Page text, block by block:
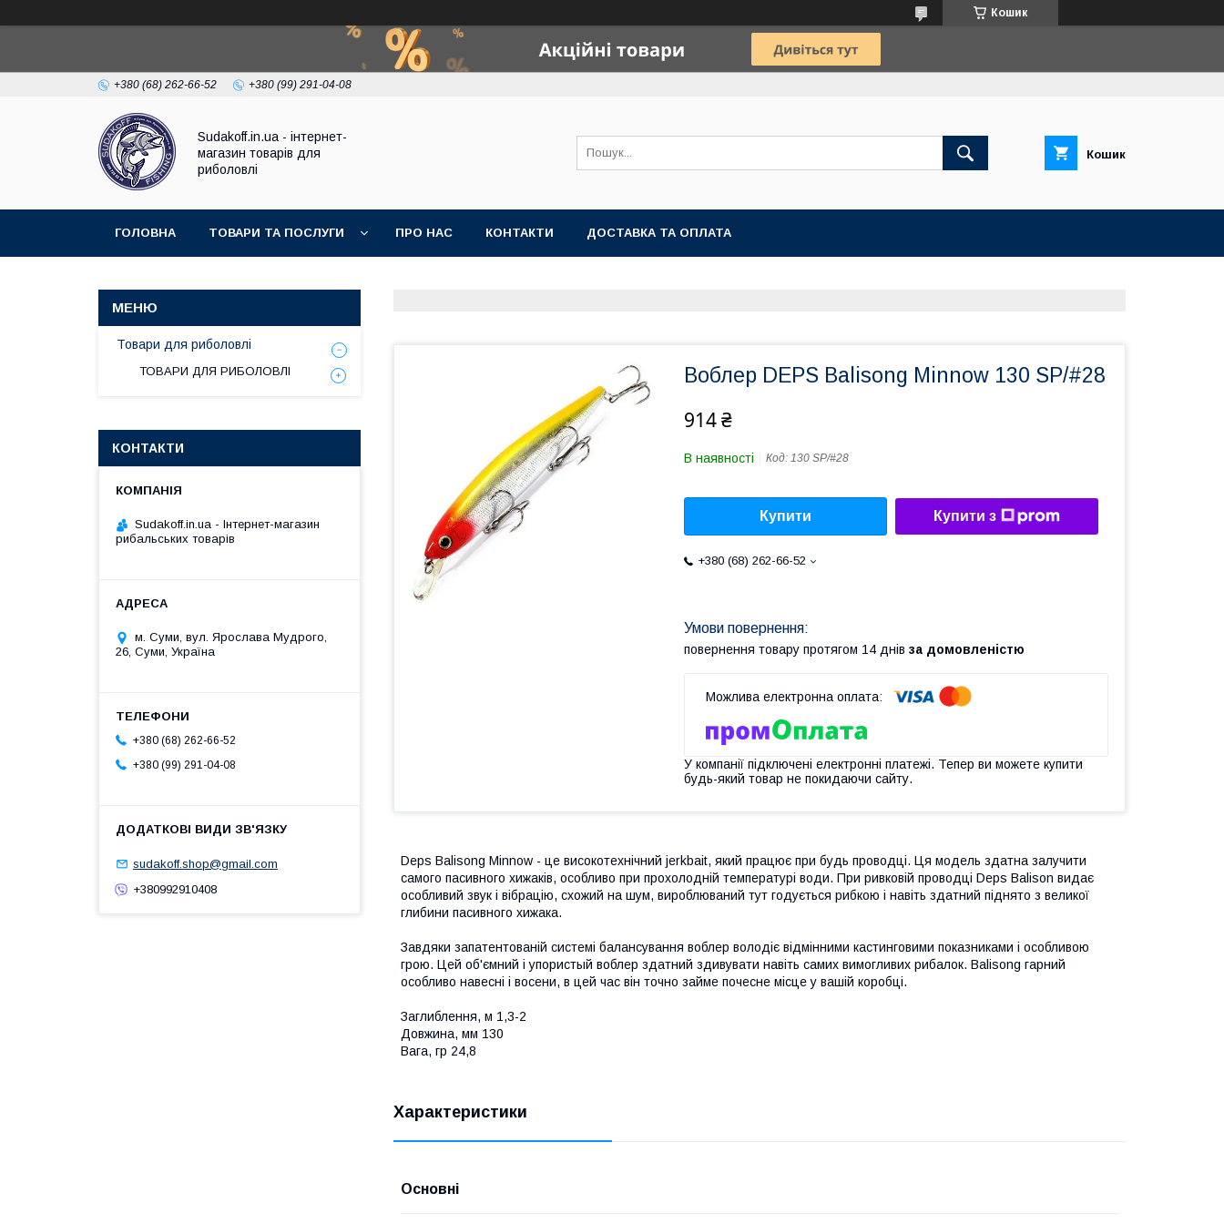
Кошик
+380 (68) 262-66-52 +380 (99) 291-04-08
Sudakoff.in.ua - інтернет-
магазин товарів для
риболовлі
Кошик
ГОЛОВНА ТОВАРИ ТА ПОСЛУГИ ПРО НАС КОНТАКТИ ДОСТАВКА ТА ОПЛАТА
Воблер DEPS Balisong Minnow 130 SP/#28
914 ₴
В наявності Код: 130 SP/#28
Купити Купити з
+380 (68) 262-66-52
повернення товару протягом 14 днів за домовленістю
У компанії підключені електронні платежі. Тепер ви можете купити
будь-який товар не покидаючи сайту.
Deps Balisong Minnow - це високотехнічний jerkbait, який працює при будь проводці. Ця модель здатна залучити
самого пасивного хижаків, особливо при прохолодній температурі води. При ривковій проводці Deps Balison видає
особливий звук і вібрацію, схожий на шум, вироблюваний тут годується рибкою і навіть здатний піднято з великої
глибини пасивного хижака.
Завдяки запатентованій системі балансування воблер володіє відмінними кастинговими показниками і особливою
грою. Цей об'ємний і упористый воблер здатний здивувати навіть самих вимогливих рибалок. Balisong гарний
особливо навесні і восени, в цей час він точно займе почесне місце у вашій коробці.
Заглиблення, м 1,3-2
Довжина, мм 130
Вага, гр 24,8
Характеристики
Основні
Товари для риболовлі
ТОВАРИ ДЛЯ РИБОЛОВЛІ
КОНТАКТИ
Sudakoff.in.ua - Інтернет-магазин
рибальських товарів
м. Суми, вул. Ярослава Мудрого,
26, Суми, Україна
+380 (68) 262-66-52
+380 (99) 291-04-08
sudakoff.shop@gmail.com
+380992910408